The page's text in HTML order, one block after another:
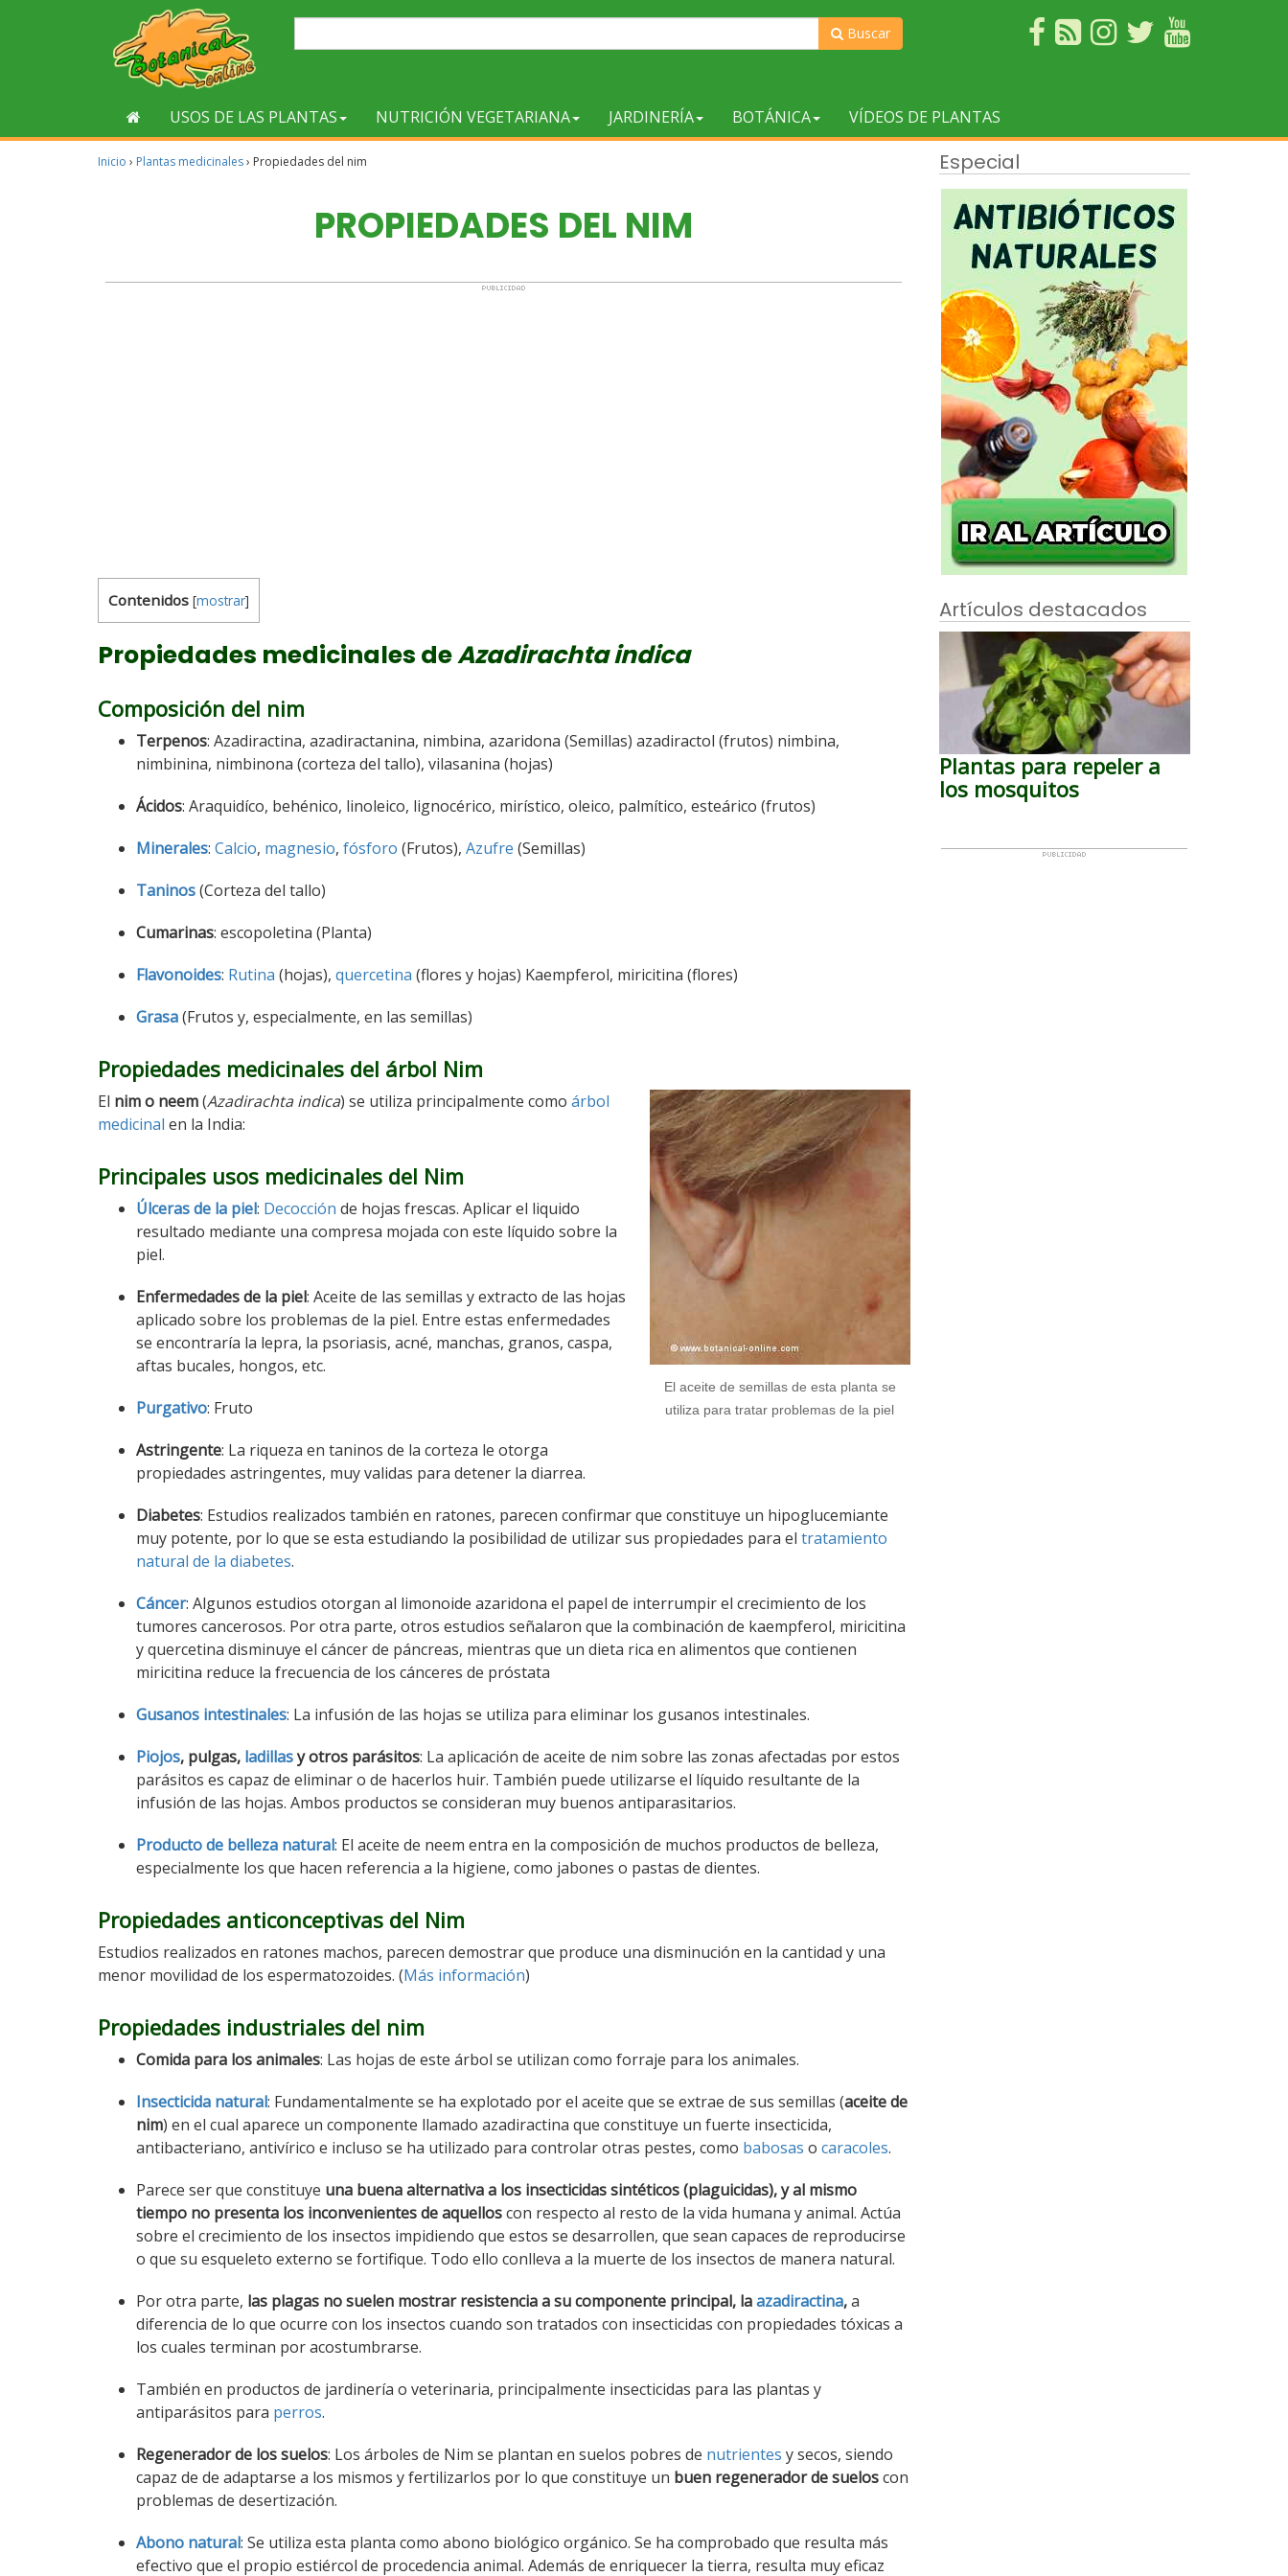
Buscar
USOS DE LAS PLANTAS NUTRICIÓN VEGETARIANA JARDINERÍA BOTÁNICA VÍDEOS DE PLANTAS
Inicio › Plantas medicinales› Propiedades del nim
PROPIEDADES DEL NIM
Contenidos [mostrar]
Propiedades medicinales deAzadirachta indica
Composición del nim
Terpenos: Azadiractina, azadiractanina, nimbina, azaridona (Semillas) azadiractol (frutos) nimbina,
nimbinina, nimbinona (corteza del tallo), vilasanina (hojas)
Ácidos: Araquidíco, behénico, linoleico, lignocérico, mirístico, oleico, palmítico, esteárico (frutos)
Minerales: Calcio, magnesio, fósforo (Frutos), Azufre (Semillas)
Taninos(Corteza del tallo)
Cumarinas: escopoletina (Planta)
Flavonoides: Rutina (hojas), quercetina (flores y hojas) Kaempferol, miricitina (flores)
Grasa(Frutos y, especialmente, en las semillas)
Propiedades medicinales del árbol Nim
El aceite de semillas de esta planta se
utiliza para tratar problemas de la piel
El nim o neem(Azadirachta indica) se utiliza principalmente como árbol
medicinal en la India:
Principales usos medicinales del Nim
Úlceras de la piel: Decocción de hojas frescas. Aplicar el liquido
resultado mediante una compresa mojada con este líquido sobre la
piel.
Enfermedades de la piel: Aceite de las semillas y extracto de las hojas
aplicado sobre los problemas de la piel. Entre estas enfermedades
se encontraría la lepra, la psoriasis, acné, manchas, granos, caspa,
aftas bucales, hongos, etc.
Purgativo: Fruto
Astringente: La riqueza en taninos de la corteza le otorga
propiedades astringentes, muy validas para detener la diarrea.
Diabetes: Estudios realizados también en ratones, parecen confirmar que constituye un hipoglucemiante
muy potente, por lo que se esta estudiando la posibilidad de utilizar sus propiedades para el tratamiento
natural de la diabetes.
Cáncer: Algunos estudios otorgan al limonoide azaridona el papel de interrumpir el crecimiento de los
tumores cancerosos. Por otra parte, otros estudios señalaron que la combinación de kaempferol, miricitina
y quercetina disminuye el cáncer de páncreas, mientras que un dieta rica en alimentos que contienen
miricitina reduce la frecuencia de los cánceres de próstata
Gusanos intestinales: La infusión de las hojas se utiliza para eliminar los gusanos intestinales.
Piojos, pulgas, ladillasy otros parásitos: La aplicación de aceite de nim sobre las zonas afectadas por estos
parásitos es capaz de eliminar o de hacerlos huir. También puede utilizarse el líquido resultante de la
infusión de las hojas. Ambos productos se consideran muy buenos antiparasitarios.
Producto de belleza natural: El aceite de neem entra en la composición de muchos productos de belleza,
especialmente los que hacen referencia a la higiene, como jabones o pastas de dientes.
Propiedades anticonceptivas del Nim
Estudios realizados en ratones machos, parecen demostrar que produce una disminución en la cantidad y una
menor movilidad de los espermatozoides. (Más información)
Propiedades industriales del nim
Comida para los animales: Las hojas de este árbol se utilizan como forraje para los animales.
Insecticida natural: Fundamentalmente se ha explotado por el aceite que se extrae de sus semillas (aceite de
nim) en el cual aparece un componente llamado azadiractina que constituye un fuerte insecticida,
antibacteriano, antivírico e incluso se ha utilizado para controlar otras pestes, como babosas o caracoles.
Parece ser que constituye una buena alternativa a los insecticidas sintéticos (plaguicidas), y al mismo
tiempo no presenta los inconvenientes de aquelloscon respecto al resto de la vida humana y animal. Actúa
sobre el crecimiento de los insectos impidiendo que estos se desarrollen, que sean capaces de reproducirse
o que su esqueleto externo se fortifique. Todo ello conlleva a la muerte de los insectos de manera natural.
Por otra parte, las plagas no suelen mostrar resistencia a su componente principal, laazadiractina,a
diferencia de lo que ocurre con los insectos cuando son tratados con insecticidas con propiedades tóxicas a
los cuales terminan por acostumbrarse.
También en productos de jardinería o veterinaria, principalmente insecticidas para las plantas y
antiparásitos para perros.
Regenerador de los suelos: Los árboles de Nim se plantan en suelos pobres de nutrientes y secos, siendo
capaz de de adaptarse a los mismos y fertilizarlos por lo que constituye un buen regenerador de sueloscon
problemas de desertización.
Abono natural: Se utiliza esta planta como abono biológico orgánico. Se ha comprobado que resulta más
efectivo que el propio estiércol de procedencia animal. Además de enriquecer la tierra, resulta muy eficaz
Especial
Artículos destacados
Plantas para repeler a
los mosquitos